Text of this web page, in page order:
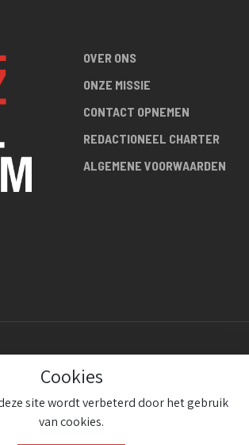
OVER ONS
ONZE MISSIE
CONTACT OPNEMEN
REDACTIONEEL CHARTER
ALGEMENE VOORWAARDEN
Cookies
site wordt verbeterd door het gebruik
van cookies.